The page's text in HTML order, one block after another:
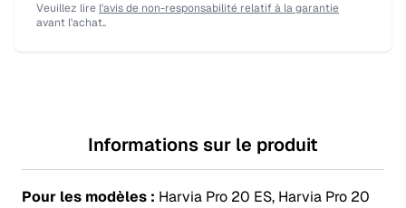
Veuillez lire l'avis de non-responsabilité relatif à la garantie
avant l'achat..
Informations sur le produit
Pour les modèles : Harvia Pro 20 ES, Harvia Pro 20